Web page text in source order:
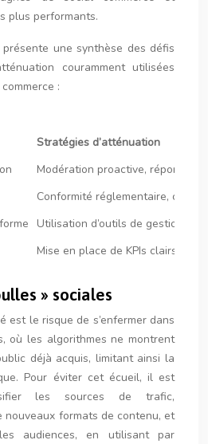
plus performants.
une synthèse des défis
couramment utilisées
:
Stratégies d’atténuation
Modération proactive, réponse
Conformité réglementaire,
Utilisation d’outils de gestion
Mise en place de KPIs clairs,
» sociales
est le risque de s’enfermer dans
où les algorithmes ne montrent
déjà acquis, limitant ainsi la
Pour éviter cet écueil, il est
les sources de trafic,
nouveaux formats de contenu, et
audiences, en utilisant par